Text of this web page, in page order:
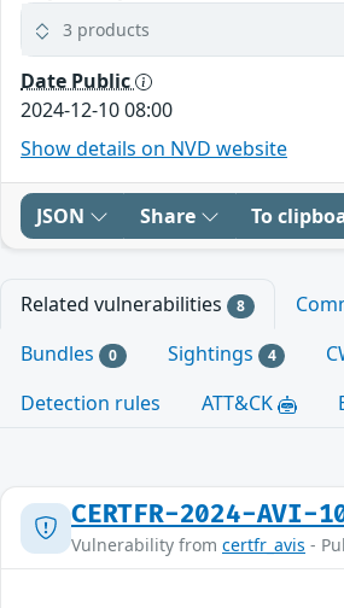
3 products
Date Public
2024-12-10 08:00
Show details on NVD website
JSON Share To
Related vulnerabilities 8
Bundles 0 Sightings 4
Detection rules
ATT&CK
CERTFR-2024-AVI-
Vulnerability from certfr_avis -